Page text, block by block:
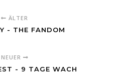
ÄLTER
- THE FANDOM
NEUER
- 9 TAGE WACH